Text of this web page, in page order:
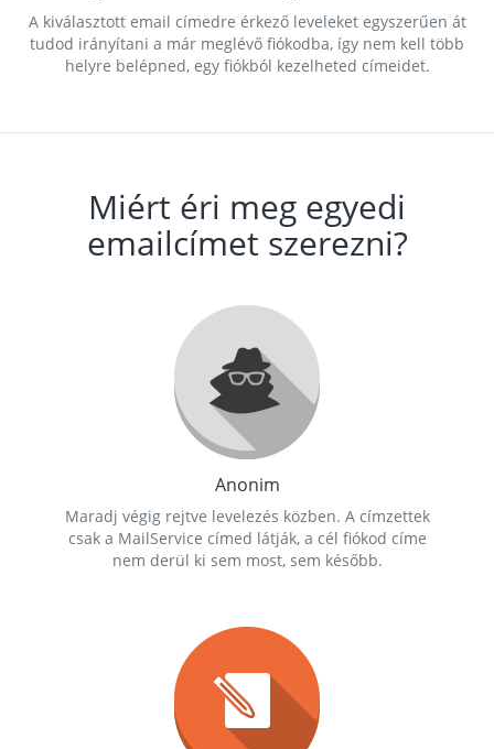
A kiválasztott email címedre érkező leveleket egyszerűen át
tudod irányítani a már meglévő fiókodba, így nem kell több
helyre belépned, egy fiókból kezelheted címeidet.
Miért éri meg egyedi
emailcímet szerezni?
Anonim
Maradj végig rejtve levelezés közben. A címzettek
csak a MailService címed látják, a cél fiókod címe
nem derül ki sem most, sem később.